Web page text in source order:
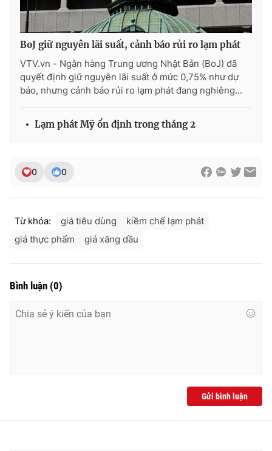
Ðiện thoại Thời báo VTV:024.66 897 897
Email:
toasoan@vtv.vn
Liên hệ quảng cáo:024-7300.7108
thuận bằng văn bản. Ghi rõ nguồn VTV.vn khi phát hành lại
thông tin từ website này.
BoJ giữ nguyên lãi suất, cảnh báo rủi ro lạm phát
VTV.vn - Ngân hàng Trung ương Nhật Bản (BoJ) đã
quyết định giữ nguyên lãi suất ở mức 0,75% như dự
báo, nhưng cảnh báo rủi ro lạm phát đang nghiêng...
Lạm phát Mỹ ổn định trong tháng 2
0 0
Từ khóa: giá tiêu dùng
kiềm chế lạm phát
giá thực phẩm
giá xăng dầu
Bình luận (0)
Gửi bình luận